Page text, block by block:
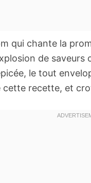
qui chante la
de
le tout
recette, et